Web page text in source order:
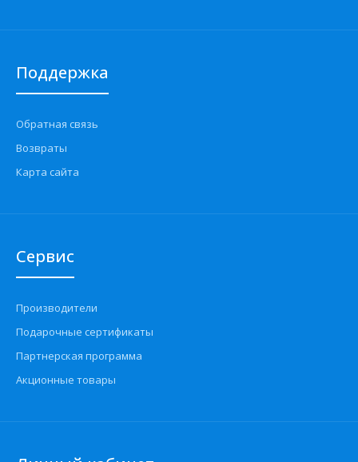
Поддержка
Обратная связь
Возвраты
Карта сайта
Сервис
Производители
Подарочные сертификаты
Партнерская программа
Акционные товары